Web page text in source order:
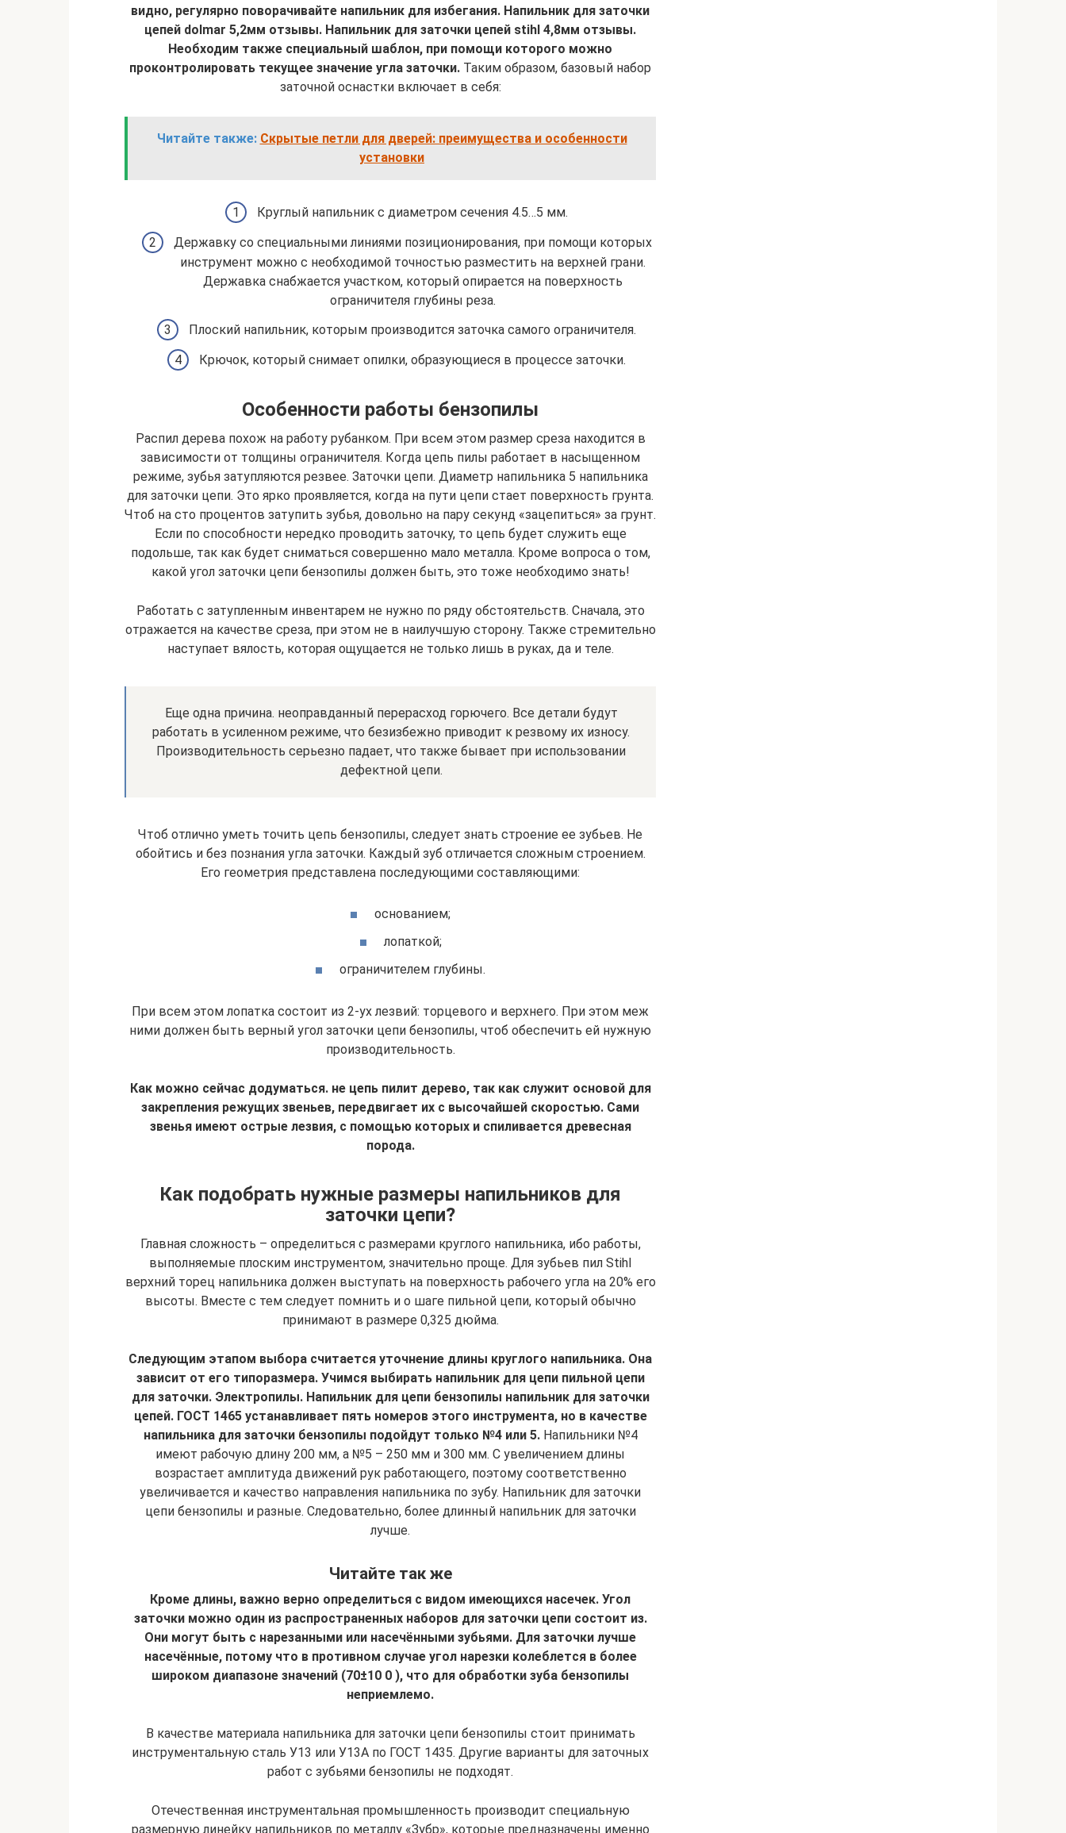
видно, регулярно поворачивайте напильник для избегания. Напильник для заточки
цепей dolmar 5,2мм отзывы. Напильник для заточки цепей stihl 4,8мм отзывы.
Необходим также специальный шаблон, при помощи которого можно
проконтролировать текущее значение угла заточки. Таким образом, базовый набор
заточной оснастки включает в себя:
Читайте также: Скрытые петли для дверей: преимущества и особенности
установки
Круглый напильник с диаметром сечения 4.5…5 мм.
Державку со специальными линиями позиционирования, при помощи которых
инструмент можно с необходимой точностью разместить на верхней грани.
Державка снабжается участком, который опирается на поверхность
ограничителя глубины реза.
Плоский напильник, которым производится заточка самого ограничителя.
Крючок, который снимает опилки, образующиеся в процессе заточки.
Особенности работы бензопилы
Распил дерева похож на работу рубанком. При всем этом размер среза находится в
зависимости от толщины ограничителя. Когда цепь пилы работает в насыщенном
режиме, зубья затупляются резвее. Заточки цепи. Диаметр напильника 5 напильника
для заточки цепи. Это ярко проявляется, когда на пути цепи стает поверхность грунта.
Чтоб на сто процентов затупить зубья, довольно на пару секунд «зацепиться» за грунт.
Если по способности нередко проводить заточку, то цепь будет служить еще
подольше, так как будет сниматься совершенно мало металла. Кроме вопроса о том,
какой угол заточки цепи бензопилы должен быть, это тоже необходимо знать!
Работать с затупленным инвентарем не нужно по ряду обстоятельств. Сначала, это
отражается на качестве среза, при этом не в наилучшую сторону. Также стремительно
наступает вялость, которая ощущается не только лишь в руках, да и теле.
Еще одна причина. неоправданный перерасход горючего. Все детали будут
работать в усиленном режиме, что безизбежно приводит к резвому их износу.
Производительность серьезно падает, что также бывает при использовании
дефектной цепи.
Чтоб отлично уметь точить цепь бензопилы, следует знать строение ее зубьев. Не
обойтись и без познания угла заточки. Каждый зуб отличается сложным строением.
Его геометрия представлена последующими составляющими:
основанием;
лопаткой;
ограничителем глубины.
При всем этом лопатка состоит из 2-ух лезвий: торцевого и верхнего. При этом меж
ними должен быть верный угол заточки цепи бензопилы, чтоб обеспечить ей нужную
производительность.
Как можно сейчас додуматься. не цепь пилит дерево, так как служит основой для
закрепления режущих звеньев, передвигает их с высочайшей скоростью. Сами
звенья имеют острые лезвия, с помощью которых и спиливается древесная
порода.
Как подобрать нужные размеры напильников для
заточки цепи?
Главная сложность – определиться с размерами круглого напильника, ибо работы,
выполняемые плоским инструментом, значительно проще. Для зубьев пил Stihl
верхний торец напильника должен выступать на поверхность рабочего угла на 20% его
высоты. Вместе с тем следует помнить и о шаге пильной цепи, который обычно
принимают в размере 0,325 дюйма.
Следующим этапом выбора считается уточнение длины круглого напильника. Она
зависит от его типоразмера. Учимся выбирать напильник для цепи пильной цепи
для заточки. Электропилы. Напильник для цепи бензопилы напильник для заточки
цепей. ГОСТ 1465 устанавливает пять номеров этого инструмента, но в качестве
напильника для заточки бензопилы подойдут только №4 или 5.Напильники №4
имеют рабочую длину 200 мм, а №5 – 250 мм и 300 мм. С увеличением длины
возрастает амплитуда движений рук работающего, поэтому соответственно
увеличивается и качество направления напильника по зубу. Напильник для заточки
цепи бензопилы и разные. Следовательно, более длинный напильник для заточки
лучше.
Читайте так же
Кроме длины, важно верно определиться с видом имеющихся насечек. Угол
заточки можно один из распространенных наборов для заточки цепи состоит из.
Они могут быть с нарезанными или насечёнными зубьями. Для заточки лучше
насечённые, потому что в противном случае угол нарезки колеблется в более
широком диапазоне значений (70±10 0 ), что для обработки зуба бензопилы
неприемлемо.
В качестве материала напильника для заточки цепи бензопилы стоит принимать
инструментальную сталь У13 или У13А по ГОСТ 1435. Другие варианты для заточных
работ с зубьями бензопилы не подходят.
Отечественная инструментальная промышленность производит специальную
размерную линейку напильников по металлу «Зубр», которые предназначены именно